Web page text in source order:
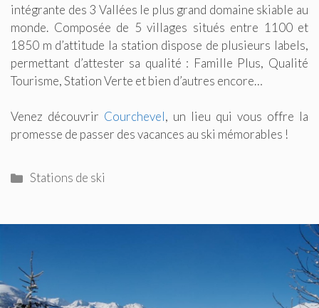
intégrante des 3 Vallées le plus grand domaine skiable au
monde. Composée de 5 villages situés entre 1100 et
1850 m d’attitude la station dispose de plusieurs labels,
permettant d’attester sa qualité : Famille Plus, Qualité
Tourisme, Station Verte et bien d’autres encore…
Venez découvrir Courchevel, un lieu qui vous offre la
promesse de passer des vacances au ski mémorables !
Catégories
Stations de ski